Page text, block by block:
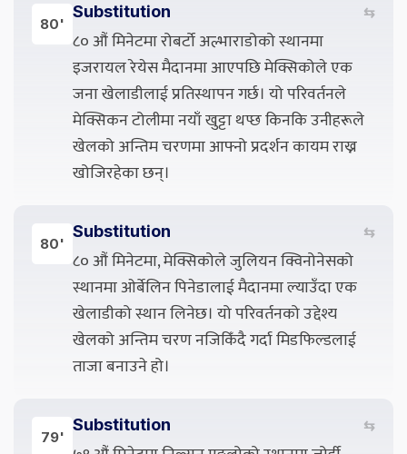
80'
Substitution ⇆
८० औं मिनेटमा रोबर्टो अल्भाराडोको स्थानमा
इजरायल रेयेस मैदानमा आएपछि मेक्सिकोले एक
जना खेलाडीलाई प्रतिस्थापन गर्छ। यो परिवर्तनले
मेक्सिकन टोलीमा नयाँ खुट्टा थप्छ किनकि उनीहरूले
खेलको अन्तिम चरणमा आफ्नो प्रदर्शन कायम राख्न
खोजिरहेका छन्।
80'
Substitution ⇆
८० औं मिनेटमा, मेक्सिकोले जुलियन क्विनोनेसको
स्थानमा ओर्बेलिन पिनेडालाई मैदानमा ल्याउँदा एक
खेलाडीको स्थान लिनेछ। यो परिवर्तनको उद्देश्य
खेलको अन्तिम चरण नजिकिँदै गर्दा मिडफिल्डलाई
ताजा बनाउने हो।
79'
Substitution ⇆